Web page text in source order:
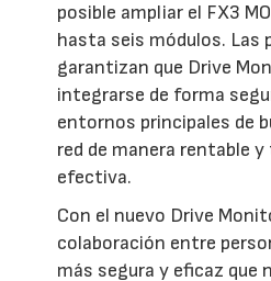
posible ampliar el FX3
hasta seis módulos. Las
garantizan que Drive
integrarse de forma
entornos principales de
red de manera rentable
efectiva.
Con el nuevo Drive
colaboración entre
más segura y eficaz que